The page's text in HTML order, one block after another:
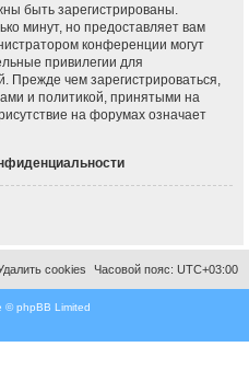
быть зарегистрированы.
минут, но предоставляет вам
конференции могут
привилегии для
Прежде чем зарегистрироваться,
и политикой, принятыми на
на форумах означает
Часовой пояс: UTC+03:00
cookies
© phpBB Limited